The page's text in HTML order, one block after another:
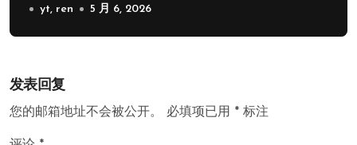
yt, ren 5 月 6, 2026
发表回复
您的邮箱地址不会被公开。 必填项已用 * 标注